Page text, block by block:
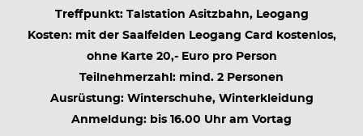
Treffpunkt: Talstation Asitzbahn, Leogang
Kosten: mit der Saalfelden Leogang Card kostenlos,
ohne Karte 20,- Euro pro Person
Teilnehmerzahl: mind. 2 Personen
Ausrüstung: Winterschuhe, Winterkleidung
Anmeldung: bis 16.00 Uhr am Vortag